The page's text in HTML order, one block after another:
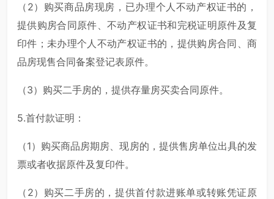
（2）购买商品房现房，已办理个人不动产权证书的，
提供购房合同原件、不动产权证书和完税证明原件及复
印件；未办理个人不动产权证书的，提供购房合同、商
品房现售合同备案登记表原件。
（3）购买二手房的，提供存量房买卖合同原件。
5.首付款证明：
（1）购买商品房期房、现房的，提供售房单位出具的发
票或者收据原件及复印件。
（2）购买二手房的，提供首付款进账单或转账凭证原